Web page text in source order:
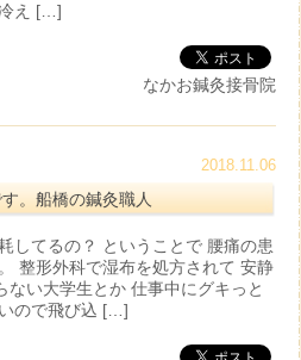
え […]
なかお鍼灸接骨院
2018.11.06
。船橋の鍼灸職人
してるの？ ということで 腰痛の患
整形外科で湿布を処方されて 安静
ない大学生とか 仕事中にグキっと
ので飛び込 […]